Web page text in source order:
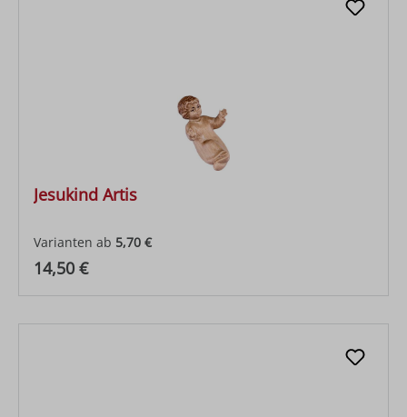
Jesukind Artis
Varianten ab 5,70 €
Regulärer Preis:
14,50 €